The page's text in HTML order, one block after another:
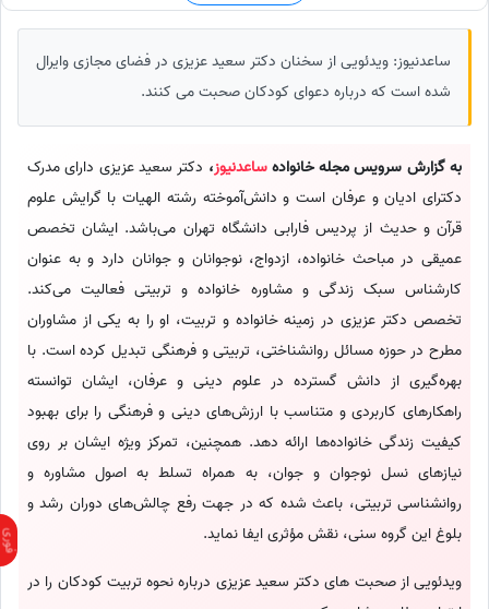
ساعدنیوز: ویدئویی از سخنان دکتر سعید عزیزی در فضای مجازی وایرال
شده است که درباره دعوای کودکان صحبت می کنند.
به گزارش سرویس مجله خانوادهساعدنیوز، دکتر سعید عزیزی دارای مدرک
دکترای ادیان و عرفان است و دانش‌آموخته رشته الهیات با گرایش علوم
قرآن و حدیث از پردیس فارابی دانشگاه تهران می‌باشد. ایشان تخصص
عمیقی در مباحث خانواده، ازدواج، نوجوانان و جوانان دارد و به عنوان
کارشناس سبک زندگی و مشاوره خانواده و تربیتی فعالیت می‌کند.
تخصص دکتر عزیزی در زمینه خانواده و تربیت، او را به یکی از مشاوران
مطرح در حوزه مسائل روانشناختی، تربیتی و فرهنگی تبدیل کرده است. با
بهره‌گیری از دانش گسترده در علوم دینی و عرفان، ایشان توانسته
راهکارهای کاربردی و متناسب با ارزش‌های دینی و فرهنگی را برای بهبود
کیفیت زندگی خانواده‌ها ارائه دهد. همچنین، تمرکز ویژه ایشان بر روی
نیازهای نسل نوجوان و جوان، به همراه تسلط به اصول مشاوره و
روانشناسی تربیتی، باعث شده که در جهت رفع چالش‌های دوران رشد و
بلوغ این گروه سنی، نقش مؤثری ایفا نماید.
ویدئویی از صحبت های دکتر سعید عزیزی درباره نحوه تربیت کودکان را در